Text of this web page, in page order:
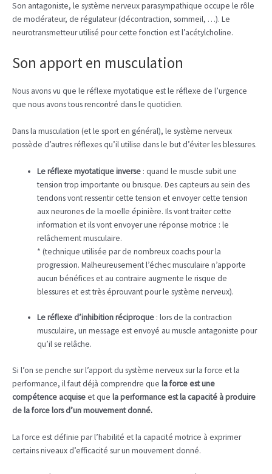
Son antagoniste, le système nerveux parasympathique occupe le rôle
de modérateur, de régulateur (décontraction, sommeil, …). Le
neurotransmetteur utilisé pour cette fonction est l’acétylcholine.
Son apport en musculation
Nous avons vu que le réflexe myotatique est le réflexe de l’urgence
que nous avons tous rencontré dans le quotidien.
Dans la musculation (et le sport en général), le système nerveux
possède d’autres réflexes qu’il utilise dans le but d’éviter les blessures.
Le réflexe myotatique inverse : quand le muscle subit une
tension trop importante ou brusque. Des capteurs au sein des
tendons vont ressentir cette tension et envoyer cette tension
aux neurones de la moelle épinière. Ils vont traiter cette
information et ils vont envoyer une réponse motrice : le
relâchement musculaire.
* (technique utilisée par de nombreux coachs pour la
progression. Malheureusement l’échec musculaire n’apporte
aucun bénéfices et au contraire augmente le risque de
blessures et est très éprouvant pour le système nerveux).
Le réflexe d’inhibition réciproque : lors de la contraction
musculaire, un message est envoyé au muscle antagoniste pour
qu’il se relâche.
Si l’on se penche sur l’apport du système nerveux sur la force et la
performance, il faut déjà comprendre que la force est une
compétence acquiseet que la performance est la capacité à produire
de la force lors d’un mouvement donné.
La force est définie par l’habilité et la capacité motrice à exprimer
certains niveaux d’efficacité sur un mouvement donné.